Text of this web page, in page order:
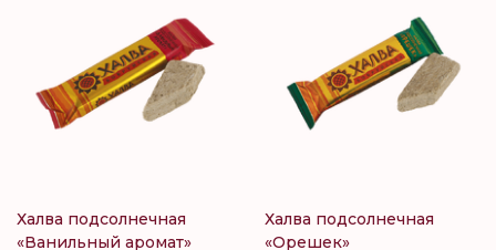
Халва подсолнечная
«Ванильный аромат»
Халва подсолнечная
«Орешек»